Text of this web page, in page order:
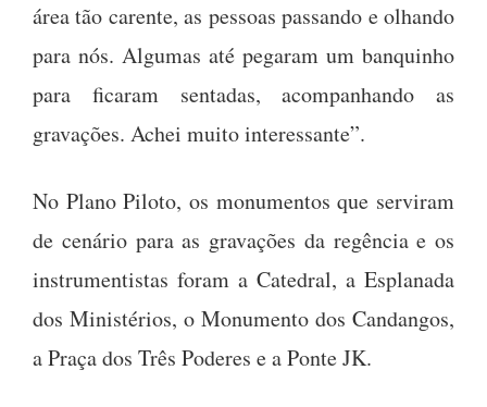
área tão carente, as pessoas passando e olhando
para nós. Algumas até pegaram um banquinho
para ficaram sentadas, acompanhando as
gravações. Achei muito interessante”.
No Plano Piloto, os monumentos que serviram
de cenário para as gravações da regência e os
instrumentistas foram a Catedral, a Esplanada
dos Ministérios, o Monumento dos Candangos,
a Praça dos Três Poderes e a Ponte JK.